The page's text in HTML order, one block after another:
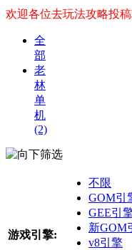
欢迎各位去玩法攻略投
全
部
老
林
单
机
(2)
筛选
游戏引擎:
不限
GOM引
GEE引
新GOM
v8引擎